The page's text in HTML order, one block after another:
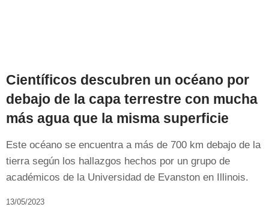
Científicos descubren un océano por
debajo de la capa terrestre con mucha
más agua que la misma superficie
Este océano se encuentra a más de 700 km debajo de la
tierra según los hallazgos hechos por un grupo de
académicos de la Universidad de Evanston en Illinois.
13/05/2023